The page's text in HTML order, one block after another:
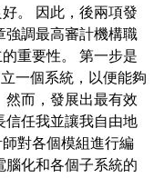
。 因此，後兩項發
強調最高審計機構職
重要性。 第一步是
一個系統，以便能夠
然而，發展出最有效
信任我並讓我自由地
對各個模組進行編
腦化和各個子系統的